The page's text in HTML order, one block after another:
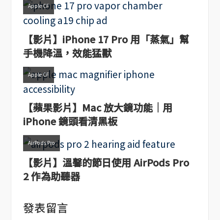
Apple CF
【影片】iPhone 17 Pro 用「蒸氣」幫
手機降溫，效能猛獸
Apple CF
【蘋果影片】Mac 放大鏡功能｜用
iPhone 鏡頭看清黑板
AirPods Pro
【影片】溫馨的節日使用 AirPods Pro
2 作為助聽器
發表留言